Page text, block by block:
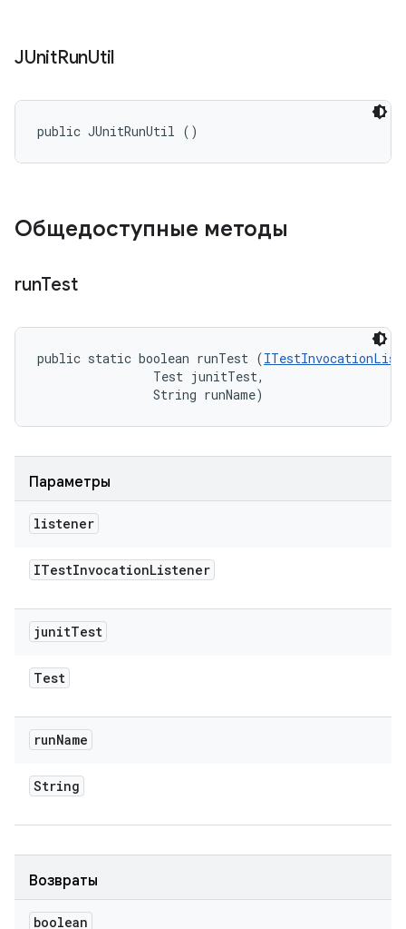
JUnitRunUtil
public JUnitRunUtil ()
Общедоступные методы
runTest
public static boolean runTest (
                Test junitTest,
                String runName)
Параметры
listener
ITestInvocationListener
junitTest
Test
runName
String
Возвраты
boolean